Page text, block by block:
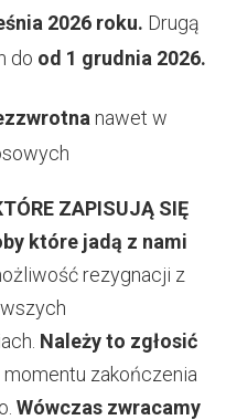
2026 roku. Drugą
do od 1 grudnia 2026.
nawet w
ZAPISUJĄ SIĘ
które jadą z nami
rezygnacji z
Należy to zgłosić
zakończenia
Wówczas zwracamy